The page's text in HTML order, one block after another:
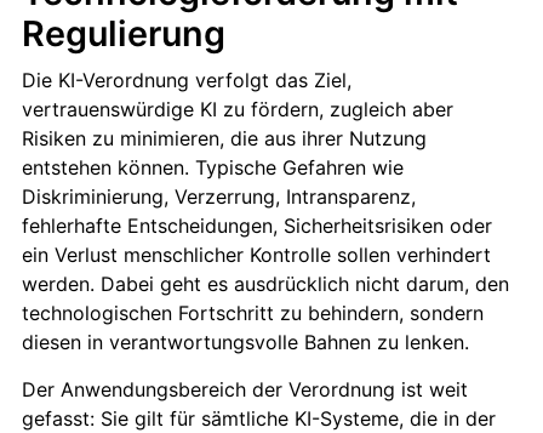
Regulierung
Die KI-Verordnung verfolgt das Ziel,
vertrauenswürdige KI zu fördern, zugleich aber
Risiken zu minimieren, die aus ihrer Nutzung
entstehen können. Typische Gefahren wie
Diskriminierung, Verzerrung, Intransparenz,
fehlerhafte Entscheidungen, Sicherheitsrisiken oder
ein Verlust menschlicher Kontrolle sollen verhindert
werden. Dabei geht es ausdrücklich nicht darum, den
technologischen Fortschritt zu behindern, sondern
diesen in verantwortungsvolle Bahnen zu lenken.
Der Anwendungsbereich der Verordnung ist weit
gefasst: Sie gilt für sämtliche KI-Systeme, die in der